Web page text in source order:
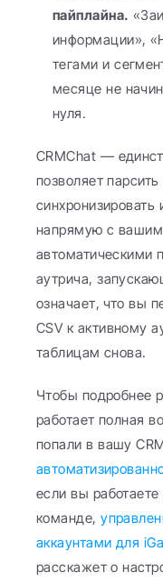
пайплайна.
информации»,
тегами и
месяце не
нуля.
CRMChat —
позволяет
синхронизировать
напрямую с
автоматическими
аутрича,
означает, что вы
CSV к активному
таблицам снова.
Чтобы подробнее
работает полная
попали в вашу
если вы
команде,
аккаунтами для
расскажет о